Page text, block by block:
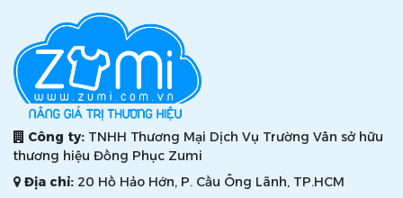
Công ty: TNHH Thương Mại Dịch Vụ Trường Vân sở hữu
thương hiệu Đồng Phục Zumi
Địa chỉ: 20 Hồ Hảo Hớn, P. Cầu Ông Lãnh, TP.HCM